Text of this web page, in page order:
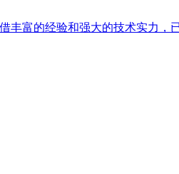
丰富的经验和强大的技术实力，